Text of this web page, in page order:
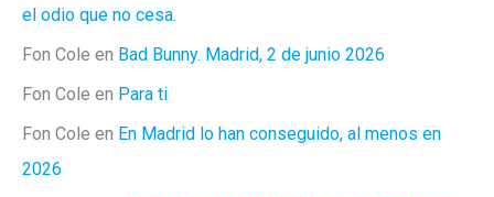
el odio que no cesa.
Fon Cole en Bad Bunny. Madrid, 2 de junio 2026
Fon Cole en Para ti
Fon Cole en En Madrid lo han conseguido, al menos en
2026